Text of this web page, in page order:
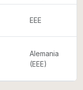
EEE
Alemania
(EEE)